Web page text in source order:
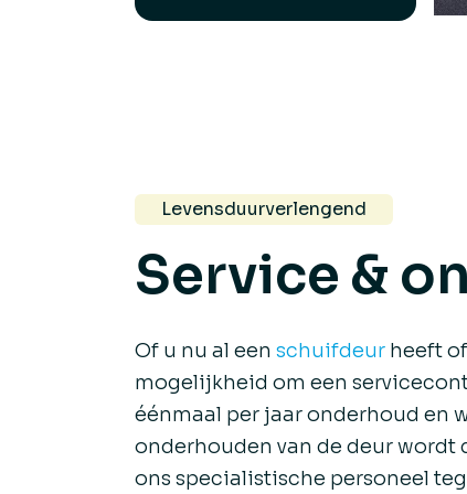
Levensduurverlengend
Service &
Of u nu al een schuifdeur heeft
mogelijkheid om een
éénmaal per jaar onderhoud en
onderhouden van de deur wordt
ons specialistische personeel